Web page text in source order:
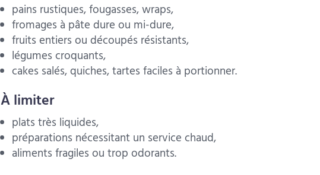
pains rustiques, fougasses, wraps,
fromages à pâte dure ou mi-dure,
fruits entiers ou découpés résistants,
légumes croquants,
cakes salés, quiches, tartes faciles à portionner.
À limiter
plats très liquides,
préparations nécessitant un service chaud,
aliments fragiles ou trop odorants.